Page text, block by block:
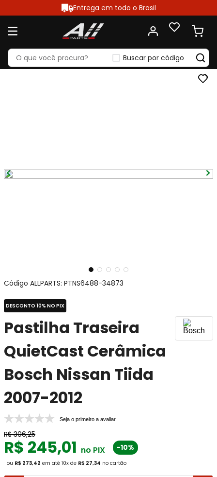
Entrega em todo o Brasil
Buscar por código
Código ALLPARTS: PTNS6488-34873
DESCONTO 10% NO PIX
Pastilha Traseira
QuietCast Cerâmica
Bosch Nissan Tiida
2007-2012
Seja o primeiro a avaliar
R$ 306,25
R$ 245,01 no PIX -10%
ou R$ 273,42 em até 10x de R$ 27,34 no cartão